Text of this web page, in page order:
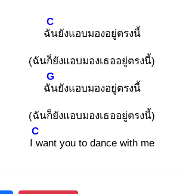
ฉัน
C
ยังแอบมองอยู่ตรงนี้
(ฉันก็ยังแอบมองเธออยู่ตรงนี้)
ฉัน
G
ยังแอบมองอยู่ตรงนี้
(ฉันก็ยังแอบมองเธออยู่ตรงนี้)
I w
C
ant you to dance with me